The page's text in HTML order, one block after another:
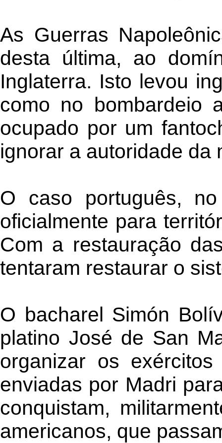
As Guerras
desta última, ao
Inglaterra. Isto levou
como no bombardeio
ocupado por um
ignorar a autoridade da
O caso português,
oficialmente para
Com a restauração
tentaram restaurar o
O bacharel Simón
platino José de San
organizar os
enviadas por Madri
conquistam,
americanos, que